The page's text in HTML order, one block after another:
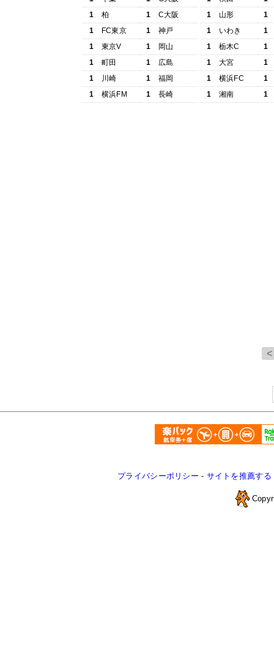
1
柏 1
C大阪
1
FC東京 1
神戸
1
東京V 1
岡山
1
町田 1
広島
1
川崎 1
福岡
1
横浜FM 1 長崎
1
山形
1
1
いわき
1
1
栃木C
1
1
大宮
1
1
横浜FC
1
1
湘南 1
プライバシーポリシー - サイトを推薦する